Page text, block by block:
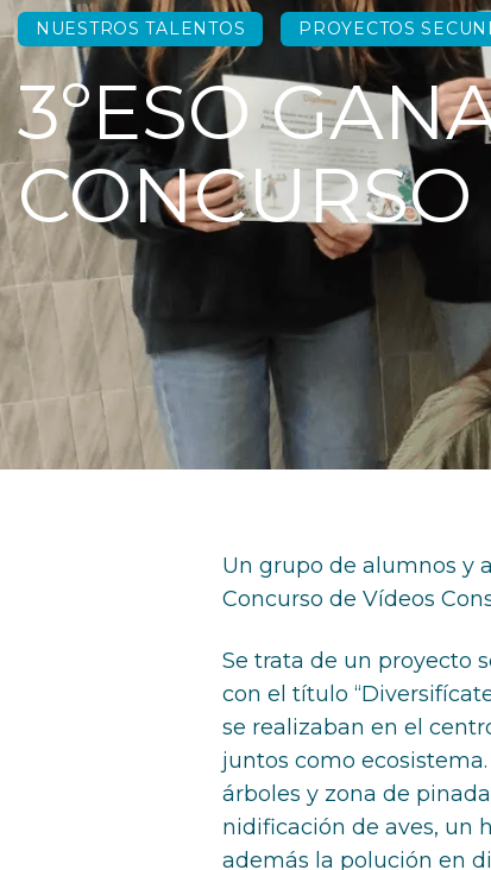
NUESTROS TALENTOS PROYECTOS
3ºESO
Un grupo de alumnos y
Concurso de Vídeos
Se trata de un proyecto
con el título
se realizaban en el
juntos como
árboles y zona de
nidificación de aves, un
además la polución en